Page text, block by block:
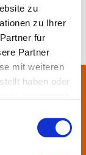
zu
zu Ihrer
für
Partner
mit weiteren
haben oder
sich rund 50